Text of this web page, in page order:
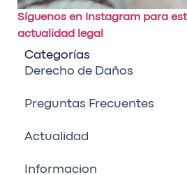
Síguenos en Instagram para
actualidad legal
Categorías
Derecho de Daños
Preguntas Frecuentes
Actualidad
Informacion